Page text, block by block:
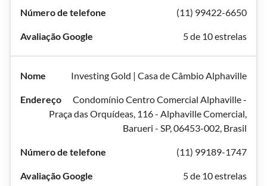
(11) 99422-6650
5 de 10 estrelas
Investing Gold | Casa de Câmbio Alphaville
Condomínio Centro Comercial Alphaville -
Praça das Orquídeas, 116 - Alphaville Comercial,
Barueri - SP, 06453-002, Brasil
(11) 99189-1747
5 de 10 estrelas